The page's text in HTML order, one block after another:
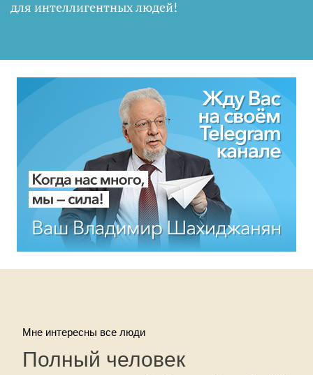
для интеллигентных людей!
Мне интересны все люди
Полный человек